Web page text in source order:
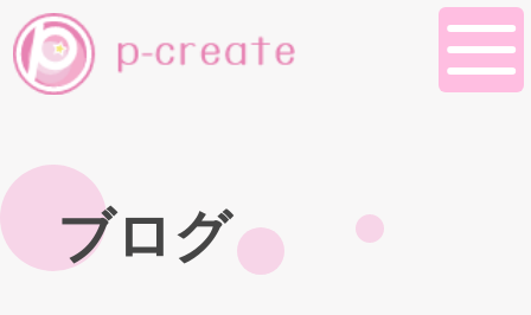
ブログ